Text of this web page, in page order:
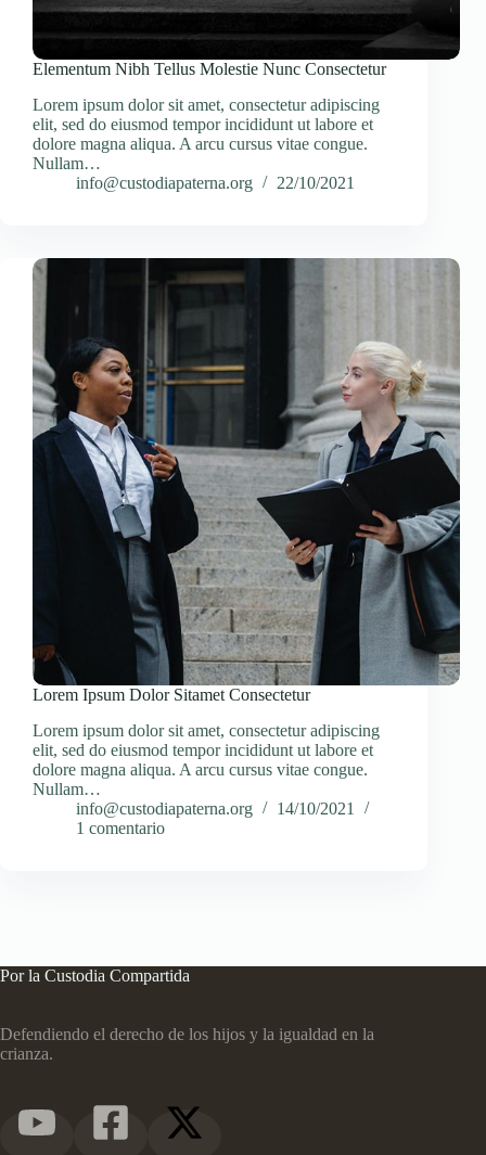
Elementum Nibh Tellus Molestie Nunc Consectetur
Lorem ipsum dolor sit amet, consectetur adipiscing
elit, sed do eiusmod tempor incididunt ut labore et
dolore magna aliqua. A arcu cursus vitae congue.
Nullam…
info@custodiapaterna.org
22/10/2021
Lorem Ipsum Dolor Sitamet Consectetur
Lorem ipsum dolor sit amet, consectetur adipiscing
elit, sed do eiusmod tempor incididunt ut labore et
dolore magna aliqua. A arcu cursus vitae congue.
Nullam…
info@custodiapaterna.org
14/10/2021
1 comentario
Por la Custodia Compartida
Defendiendo el derecho de los hijos y la igualdad en la
crianza.